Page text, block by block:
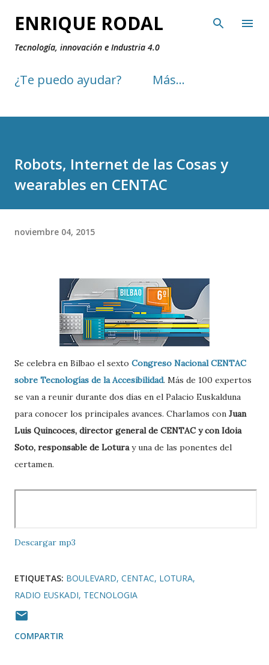
Ir al contenido principal
ENRIQUE RODAL
Tecnología, innovación e Industria 4.0
¿Te puedo ayudar? Más…
Robots, Internet de las Cosas y
wearables en CENTAC
noviembre 04, 2015
Se celebra en Bilbao el sexto Congreso Nacional CENTAC
sobre Tecnologías de la Accesibilidad. Más de 100 expertos
se van a reunir durante dos días en el Palacio Euskalduna
para conocer los principales avances. Charlamos con Juan
Luis Quincoces, director general de CENTAC y con Idoia
Soto, responsable de Loturay una de las ponentes del
certamen.
Descargar mp3
ETIQUETAS: BOULEVARD CENTAC LOTURA
RADIO EUSKADI TECNOLOGIA
COMPARTIR